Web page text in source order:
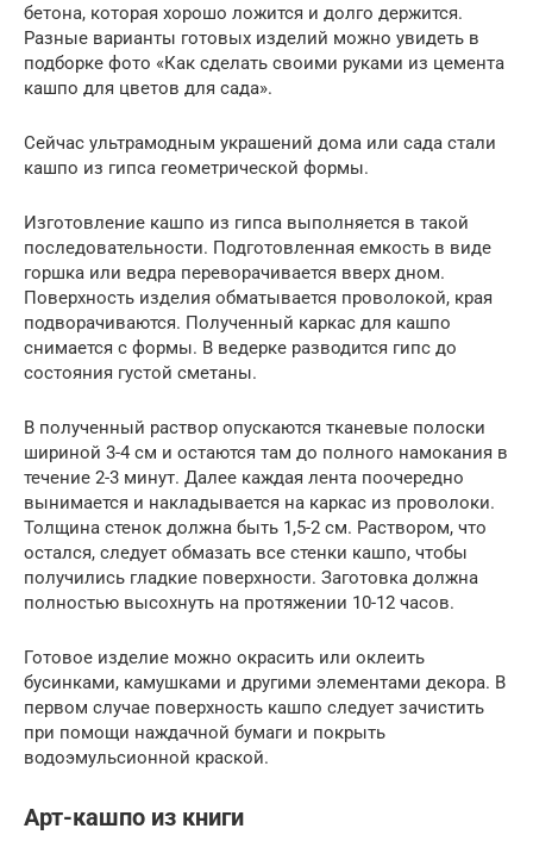
бетона, которая хорошо ложится и долго держится.
Разные варианты готовых изделий можно увидеть в
подборке фото «Как сделать своими руками из цемента
кашпо для цветов для сада».
Сейчас ультрамодным украшений дома или сада стали
кашпо из гипса геометрической формы.
Изготовление кашпо из гипса выполняется в такой
последовательности. Подготовленная емкость в виде
горшка или ведра переворачивается вверх дном.
Поверхность изделия обматывается проволокой, края
подворачиваются. Полученный каркас для кашпо
снимается с формы. В ведерке разводится гипс до
состояния густой сметаны.
В полученный раствор опускаются тканевые полоски
шириной 3-4 см и остаются там до полного намокания в
течение 2-3 минут. Далее каждая лента поочередно
вынимается и накладывается на каркас из проволоки.
Толщина стенок должна быть 1,5-2 см. Раствором, что
остался, следует обмазать все стенки кашпо, чтобы
получились гладкие поверхности. Заготовка должна
полностью высохнуть на протяжении 10-12 часов.
Готовое изделие можно окрасить или оклеить
бусинками, камушками и другими элементами декора. В
первом случае поверхность кашпо следует зачистить
при помощи наждачной бумаги и покрыть
водоэмульсионной краской.
Арт-кашпо из книги